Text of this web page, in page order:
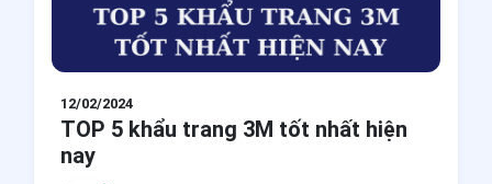
12/02/2024
TOP 5 khẩu trang 3M tốt nhất hiện
nay